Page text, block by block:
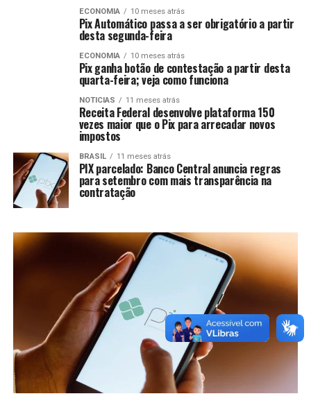
ECONOMIA 10 meses atrás
Pix Automático passa a ser obrigatório a partir
desta segunda-feira
ECONOMIA 10 meses atrás
Pix ganha botão de contestação a partir desta
quarta-feira; veja como funciona
NOTICIAS 11 meses atrás
Receita Federal desenvolve plataforma 150
vezes maior que o Pix para arrecadar novos
impostos
BRASIL 11 meses atrás
PIX parcelado: Banco Central anuncia regras
para setembro com mais transparência na
contratação